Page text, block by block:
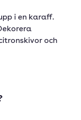
i en karaff.
och